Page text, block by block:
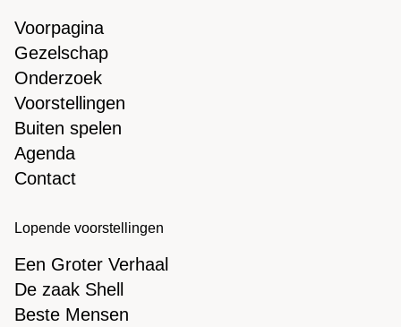
vr 19 jun 20:00
Theater Rotterdam
Rotterdam (onderzoeksavond)
do 18 jun 20:00
Theater Rotterdam
Rotterdam (onderzoeksavond)
Voorpagina
Gezelschap
Onderzoek
Voorstellingen
Buiten spelen
Agenda
Contact
Lopende voorstellingen
Een Groter Verhaal
De zaak Shell
Beste Mensen